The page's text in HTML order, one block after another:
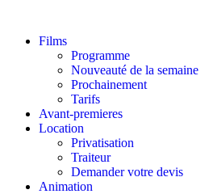
Films
Programme
Nouveauté de la semaine
Prochainement
Tarifs
Avant-premieres
Location
Privatisation
Traiteur
Demander votre devis
Animation